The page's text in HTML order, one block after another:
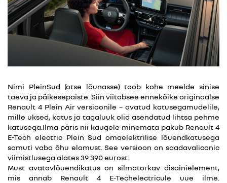
Nimi PleinSud (otse lõunasse) toob kohe meelde sinise
taeva ja päikesepaiste. Siin viitabsee ennekõike originaalse
Renault 4 Plein Air versioonile – avatud katusegamudelile,
mille uksed, katus ja tagaluuk olid asendatud lihtsa pehme
katusega.Ilma päris nii kaugele minemata pakub Renault 4
E-Tech electric Plein Sud omaelektrilise lõuendkatusega
samuti vaba õhu elamust. See versioon on saadavaliconic
viimistlusega alates 39 390 eurost.
Must avatavlõuendikatus on silmatorkav disainielement,
mis annab Renault 4 E-Techelectricule uue ilme.